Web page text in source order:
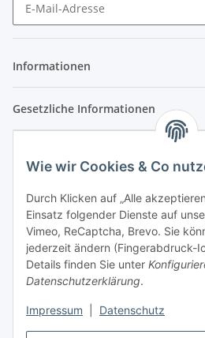
Wie wir Cookies & Co
Durch Klicken auf „Alle
Einsatz folgender Dienste auf
Vimeo, ReCaptcha, Brevo. Sie
jederzeit ändern (Fingerabdruck-
Details finden Sie unter
Datenschutzerklärung.
Impressum Datenschutz
Informationen
Gesetzliche Informationen